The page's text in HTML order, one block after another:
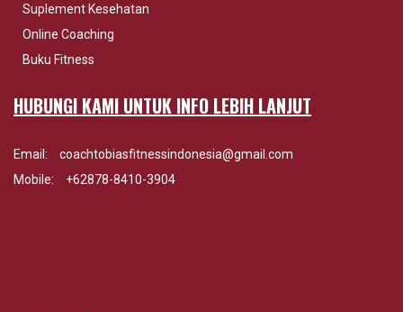
Suplement Kesehatan
Online Coaching
Buku Fitness
HUBUNGI KAMI UNTUK INFO LEBIH LANJUT
Email:
coachtobiasfitnessindonesia@gmail.com
Mobile:
+62878-8410-3904